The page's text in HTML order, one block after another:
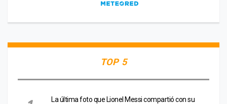
TOP 5
La última foto que Lionel Messi compartió con su